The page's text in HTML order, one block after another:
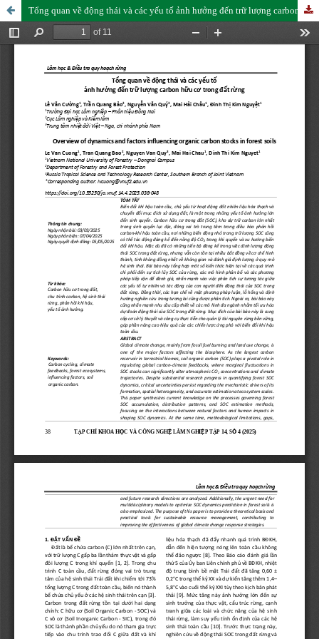
Tổng quan về động thái và các yếu tố ảnh hưởng đến trữ lượng carbon hữu cơ trong đất rừng